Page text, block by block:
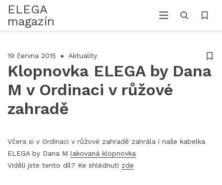
ELEGA
magazín
19 června 2015 Aktuality
Klopnovka ELEGA by Dana
M v Ordinaci v růžové
zahradě
Včera si v Ordinaci v růžové zahradě zahrála i naše kabelka
ELEGA by Dana M lakovaná klopnovka
Viděli jste tento díl? Ke shlédnutí zde